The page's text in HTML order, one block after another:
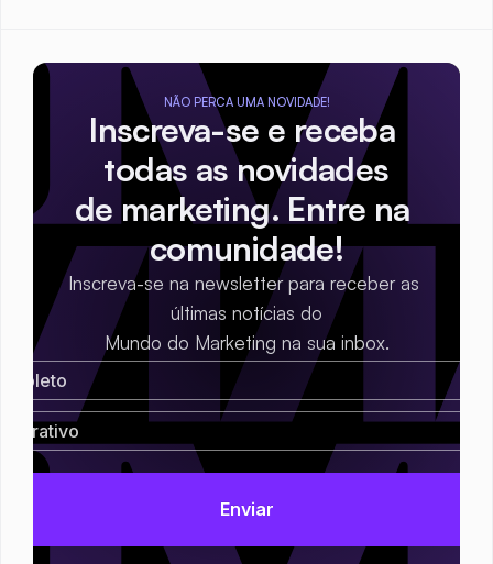
NÃO PERCA UMA NOVIDADE!
Inscreva-se e receba
todas as novidades
de marketing. Entre na
comunidade!
Inscreva-se na newsletter para receber as
últimas notícias do
Mundo do Marketing na sua inbox.